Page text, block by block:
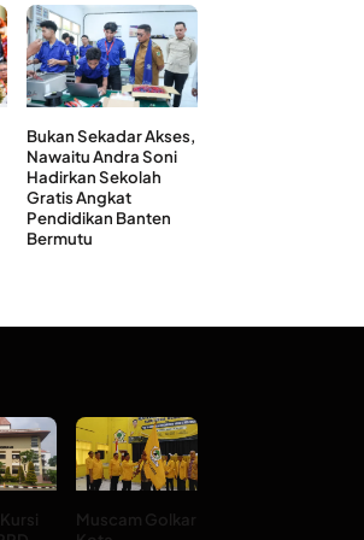
Bukan Sekadar Akses,
Nawaitu Andra Soni
Hadirkan Sekolah
Gratis Angkat
Pendidikan Banten
Bermutu
Muscam Golkar